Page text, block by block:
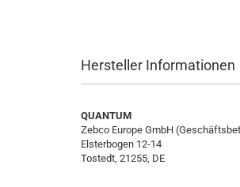
Hersteller Informationen
QUANTUM
Zebco Europe GmbH
Elsterbogen 12-14
Tostedt, 21255, DE